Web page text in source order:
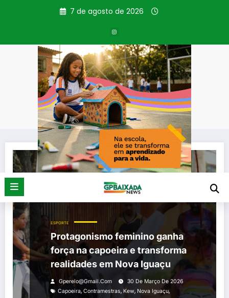
7 de agosto de 2026
Tag: contramestras
Página inicial contramestras
ESPORTE
Protagonismo feminino ganha
força na capoeira e transforma
realidades em Nova Iguaçu
Gperelo@gmail.com
30 De Março De 2026
Capoeira, Contramestras, Kew, Nova Iguaçu,